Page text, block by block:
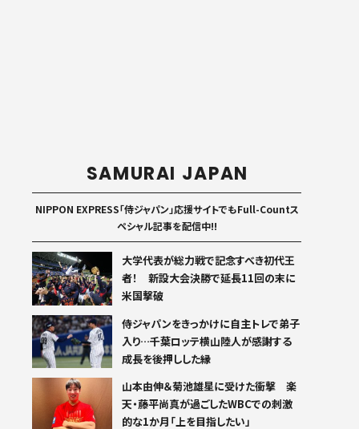
SAMURAI JAPAN
NIPPON EXPRESS「侍ジャパン」応援サイトでもFull-Countス
ペシャル記事を配信中!!
大学代表が総力戦で記念すべき初代王
者！ 新設大会決勝で延長11回の末に
米国撃破
侍ジャパンをきっかけに自主トレで弟子
入り…千葉ロッテ横山陸人が感謝する
成長を後押しした縁
山本由伸＆菊池雄星に受けた衝撃 楽
天・藤平尚真が過ごしたWBCでの刺激
的な1か月「上を目指したい」